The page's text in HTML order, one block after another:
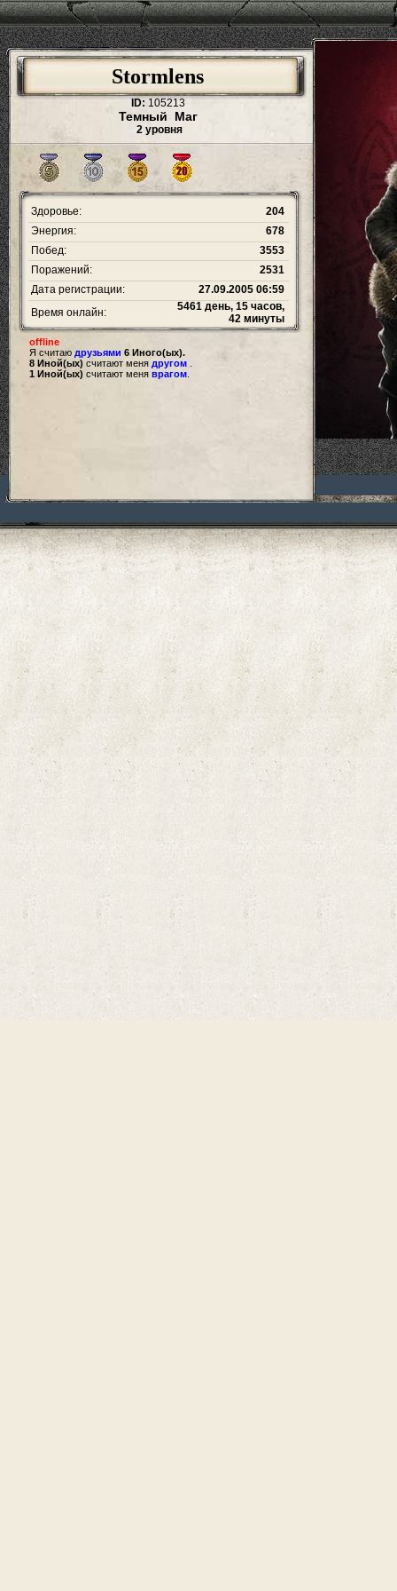
Stormlens
ID: 105213
Темный Маг
2 уровня
Здоровье:
204
Энергия:
678
Побед:
3553
Поражений:
2531
Дата регистрации:
27.09.2005 06:59
Время онлайн:
5461 день, 15 часов,
42 минуты
offline
Я считаю друзьями 6 Иного(ых).
8 Иной(ых) считают меня другом
1 Иной(ых) считают меня врагом